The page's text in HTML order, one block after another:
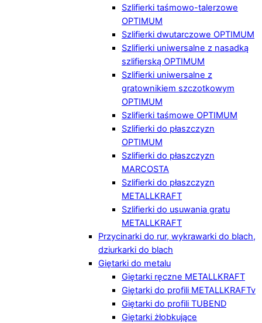
Szlifierki taśmowo-talerzowe
OPTIMUM
Szlifierki dwutarczowe OPTIMUM
Szlifierki uniwersalne z nasadką
szlifierską OPTIMUM
Szlifierki uniwersalne z
gratownikiem szczotkowym
OPTIMUM
Szlifierki taśmowe OPTIMUM
Szlifierki do płaszczyzn
OPTIMUM
Szlifierki do płaszczyzn
MARCOSTA
Szlifierki do płaszczyzn
METALLKRAFT
Szlifierki do usuwania gratu
METALLKRAFT
Przycinarki do rur, wykrawarki do blach,
dziurkarki do blach
Giętarki do metalu
Giętarki ręczne METALLKRAFT
Giętarki do profili METALLKRAFTv
Giętarki do profili TUBEND
Giętarki żłobkujące